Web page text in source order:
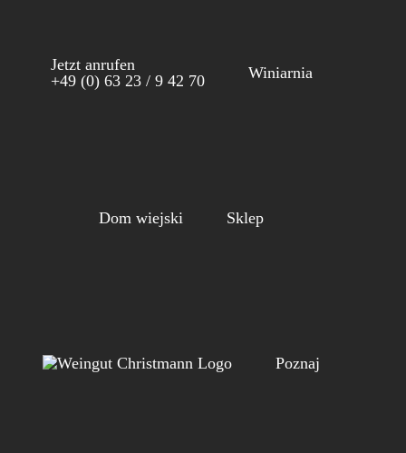
Jetzt anrufen
+49 (0) 63 23 / 9 42 70
Winiarnia
Dom wiejski Sklep
Poznaj